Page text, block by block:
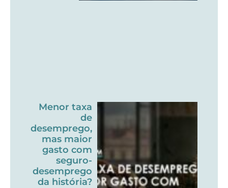
Menor taxa
de
desemprego,
mas maior
gasto com
seguro-
desemprego
da história?